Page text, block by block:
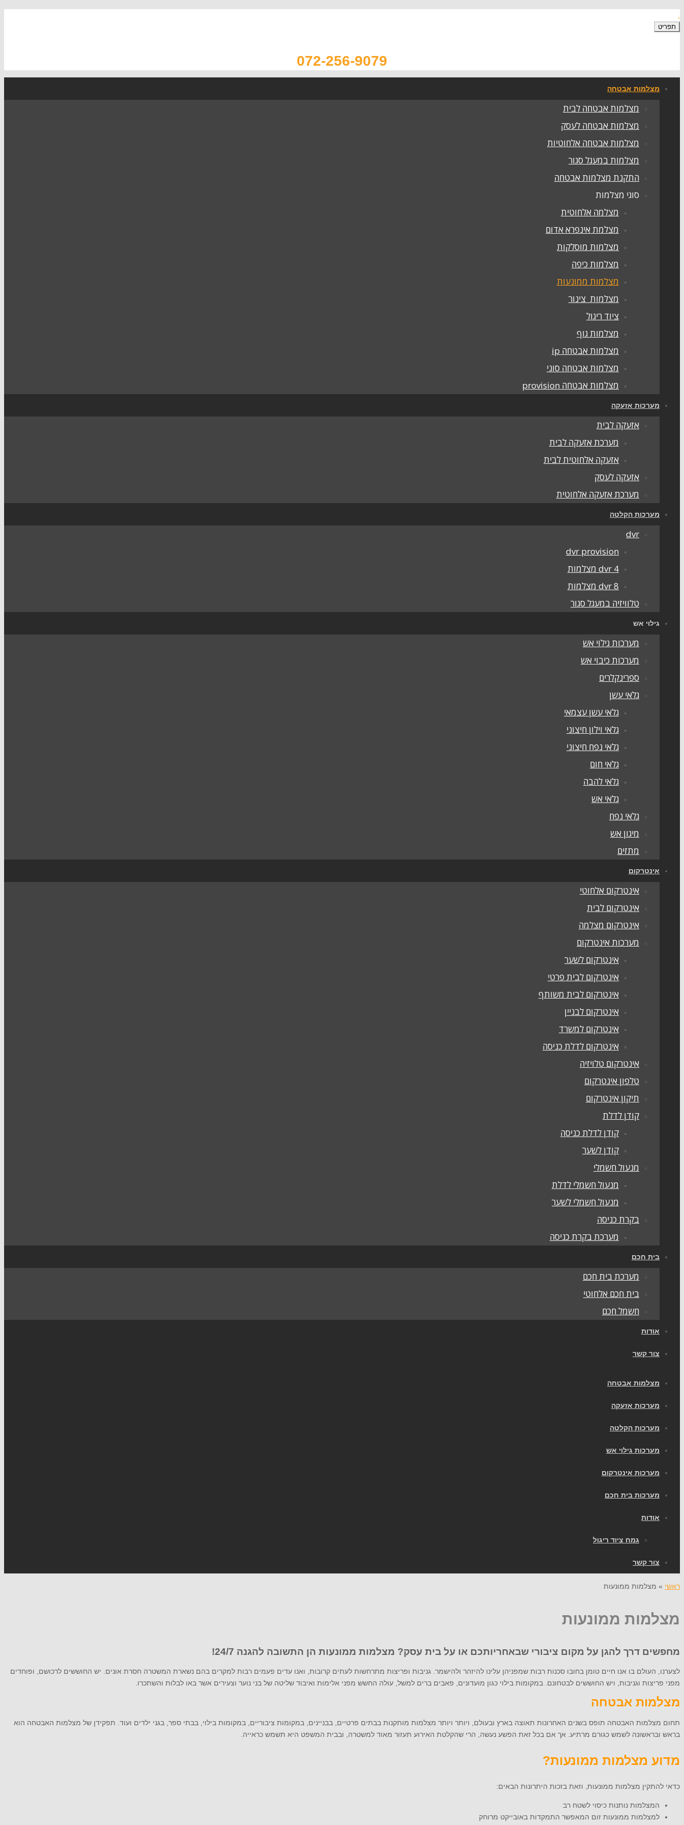
תפריט
072-256-9079
מצלמות אבטחה
מצלמות אבטחה לבית
מצלמות אבטחה לעסק
מצלמות אבטחה אלחוטיות
מצלמות במעגל סגור
התקנת מצלמות אבטחה
סוגי מצלמות
מצלמה אלחוטית
מצלמת אינפרא אדום
מצלמות מוסלקות
מצלמות כיפה
מצלמות ממונעות
מצלמות צינור
ציוד ריגול
מצלמות גוף
מצלמות אבטחה ip
מצלמות אבטחה סוני
מצלמות אבטחה provision
מערכות אזעקה
אזעקה לבית
מערכת אזעקה לבית
אזעקה אלחוטית לבית
אזעקה לעסק
מערכת אזעקה אלחוטית
מערכות הקלטה
dvr
dvr provision
dvr 4 מצלמות
dvr 8 מצלמות
טלוויזיה במעגל סגור
גילוי אש
מערכות גילוי אש
מערכות כיבוי אש
ספרינקלרים
גלאי עשן
גלאי עשן עצמאי
גלאי וילון חיצוני
גלאי נפח חיצוני
גלאי חום
גלאי להבה
גלאי אש
גלאי נפח
מיגון אש
מתזים
אינטרקום
אינטרקום אלחוטי
אינטרקום לבית
אינטרקום מצלמה
מערכות אינטרקום
אינטרקום לשער
אינטרקום לבית פרטי
אינטרקום לבית משותף
אינטרקום לבניין
אינטרקום למשרד
אינטרקום לדלת כניסה
אינטרקום טלויזיה
טלפון אינטרקום
תיקון אינטרקום
קודן לדלת
קודן לדלת כניסה
קודן לשער
מנעול חשמלי
מנעול חשמלי לדלת
מנעול חשמלי לשער
בקרת כניסה
מערכת בקרת כניסה
בית חכם
מערכת בית חכם
בית חכם אלחוטי
חשמל חכם
אודות
צור קשר
מצלמות אבטחה
מערכות אזעקה
מערכות הקלטה
מערכות גילוי אש
מערכות אינטרקום
מערכות בית חכם
אודות
גמח ציוד ריגול
צור קשר
ראשי » מצלמות ממונעות
מצלמות ממונעות
מחפשים דרך להגן על מקום ציבורי שבאחריותכם או על בית עסק? מצלמות ממונעות הן התשובה להגנה 24/7!
לצערנו, העולם בו אנו חיים טומן בחובו סכנות רבות שמפניהן עלינו להיזהר ולהישמר. גניבות ופריצות מתרחשות לעתים קרובות, ואנו עדים פעמים רבות למקרים בהם נשארת המשטרה חסרת אונים. יש החוששים לרכושם, ופוחדים
מפני פריצות וגניבות, ויש החוששים לבטחונם. במקומות בילוי כגון מועדונים, פאבים ברים למשל, עולה החשש מפני אלימות ואיבוד שליטה של בני נוער וצעירים אשר באו לבלות והשתכרו.
מצלמות אבטחה
תחום מצלמות האבטחה תופס בשנים האחרונות תאוצה בארץ ובעולם, ויותר ויותר מצלמות מותקנות בבתים פרטיים, בבניינים, במקומות ציבוריים, במקומות בילוי, בבתי ספר, בגני ילדים ועוד. תפקידן של מצלמות האבטחה הוא
בראש ובראשונה לשמש כגורם מרתיע. אך אם בכל זאת הפשע נעשה, הרי שהקלטת האירוע תעזור מאוד למשטרה, ובבית המשפט היא תשמש כראייה.
מדוע מצלמות ממונעות?
כדאי להתקין מצלמות ממונעות, וזאת בזכות היתרונות הבאים:
המצלמות נותנות כיסוי לשטח רב
למצלמות ממונעות זום המאפשר התמקדות באובייקט מרוחק